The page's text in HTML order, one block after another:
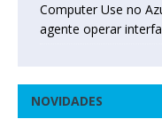
Computer Use no
agente operar
NOVIDADES